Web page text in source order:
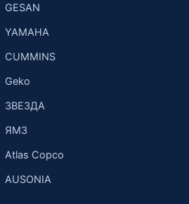
GESAN
YAMAHA
CUMMINS
Geko
ЗВЕЗДА
ЯМЗ
Atlas Copco
AUSONIA